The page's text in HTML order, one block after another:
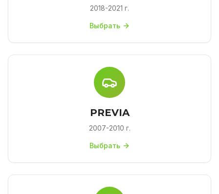
2018-2021 г.
Выбрать
PREVIA
2007-2010 г.
Выбрать